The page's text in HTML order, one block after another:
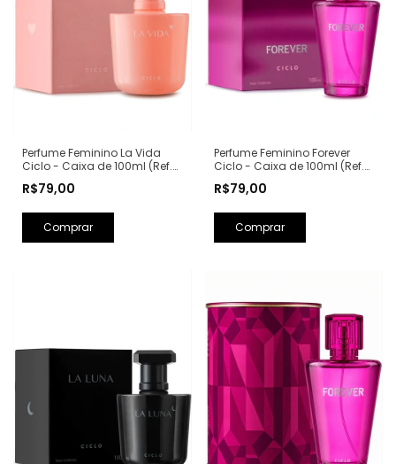
Perfume Feminino La Vida
Ciclo - Caixa de 100ml (Ref.
Lancôme)
R$79,00
Perfume Feminino Forever
Ciclo - Caixa de 100ml (Ref.
Spears)
R$79,00